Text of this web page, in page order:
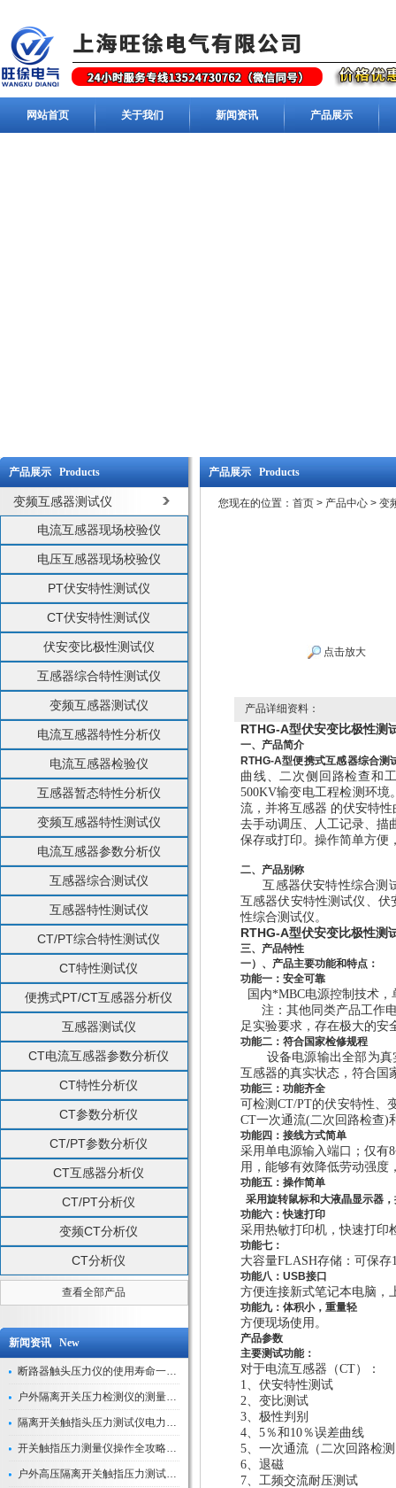
网站首页 关于我们 新闻资讯 产品展示
产品展示 Products
变频互感器测试仪
电流互感器现场校验仪
电压互感器现场校验仪
PT伏安特性测试仪
CT伏安特性测试仪
伏安变比极性测试仪
互感器综合特性测试仪
变频互感器测试仪
电流互感器特性分析仪
电流互感器检验仪
互感器暂态特性分析仪
变频互感器特性测试仪
电流互感器参数分析仪
互感器综合测试仪
互感器特性测试仪
CT/PT综合特性测试仪
CT特性测试仪
便携式PT/CT互感器分析仪
互感器测试仪
CT电流互感器参数分析仪
CT特性分析仪
CT参数分析仪
CT/PT参数分析仪
CT互感器分析仪
CT/PT分析仪
变频CT分析仪
CT分析仪
查看全部产品
新闻资讯 New
断路器触头压力仪的使用寿命一般是多久？
户外隔离开关压力检测仪的测量数据如何与GIS系统对接实现智能化运维？
隔离开关触指头压力测试仪电力系统安全运行的“定海神针”
开关触指压力测量仪操作全攻略：从准备到精准测量的实战指南
户外高压隔离开关触指压力测试仪的作用与价值
产品展示 Products
您现在的位置： 首页 > 产品中心 > 变
点击放大
产品详细资料：
RTHG-A型伏安变比极性测
一、产品简介
RTHG-A型便携式互感器综合测
曲线、二次侧回路检查和
500KV输变电工程检测环
流，并将互感器 的伏安特
去手动调压、人工记录、描
保存或打印。操作简单方便
二、产品别称
互感器伏安特性综合测试
互感器伏安特性测试仪、伏
性综合测试仪。
RTHG-A型伏安变比极性测
三、产品特性
一）、产品主要功能和特点：
功能一：安全可靠
国内*MBC电源控制技术，
注：其他同类产品工作电
足实验要求，存在极大的安
功能二：符合国家检修规程
设备电源输出全部为真实
互感器的真实状态，符合国
功能三：功能齐全
可检测CT/PT的伏安特性、
CT一次通流(二次回路检查)
功能四：接线方式简单
采用单电源输入端口；仅有
用，能够有效降低劳动强度
功能五：操作简单
采用旋转鼠标和大液晶显示器
功能六：快速打印
采用热敏打印机，快速打印
功能七：
大容量FLASH存储：可保
功能八：USB接口
方便连接新式笔记本电脑，
功能九：体积小，重量轻
方便现场使用。
产品参数
主要测试功能：
对于电流互感器（CT）：
1、伏安特性测试
2、变比测试
3、极性判别
4、5％和10％误差曲线
5、一次通流（二次回路检
6、退磁
7、工频交流耐压测试